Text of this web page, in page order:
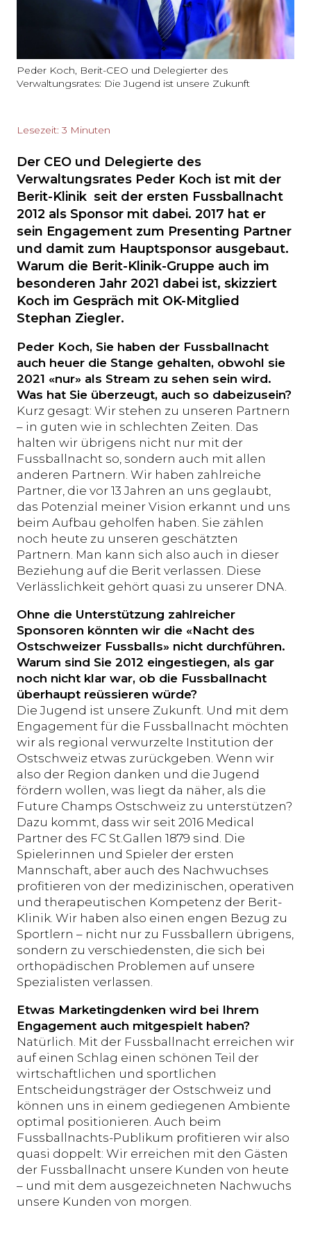
Peder Koch, Berit-CEO und Delegierter des
Verwaltungsrates: Die Jugend ist unsere Zukunft
Lesezeit: 3 Minuten
Der CEO und Delegierte des
Verwaltungsrates Peder Koch ist mit der
Berit-Klinik seit der ersten Fussballnacht
2012 als Sponsor mit dabei. 2017 hat er
sein Engagement zum Presenting Partner
und damit zum Hauptsponsor ausgebaut.
Warum die Berit-Klinik-Gruppe auch im
besonderen Jahr 2021 dabei ist, skizziert
Koch im Gespräch mit OK-Mitglied
Stephan Ziegler.
Peder Koch, Sie haben der Fussballnacht
auch heuer die Stange gehalten, obwohl sie
2021 «nur» als Stream zu sehen sein wird.
Was hat Sie überzeugt, auch so dabeizusein?
Kurz gesagt: Wir stehen zu unseren Partnern
– in guten wie in schlechten Zeiten. Das
halten wir übrigens nicht nur mit der
Fussballnacht so, sondern auch mit allen
anderen Partnern. Wir haben zahlreiche
Partner, die vor 13 Jahren an uns geglaubt,
das Potenzial meiner Vision erkannt und uns
beim Aufbau geholfen haben. Sie zählen
noch heute zu unseren geschätzten
Partnern. Man kann sich also auch in dieser
Beziehung auf die Berit verlassen. Diese
Verlässlichkeit gehört quasi zu unserer DNA.
Ohne die Unterstützung zahlreicher
Sponsoren könnten wir die «Nacht des
Ostschweizer Fussballs» nicht durchführen.
Warum sind Sie 2012 eingestiegen, als gar
noch nicht klar war, ob die Fussballnacht
überhaupt reüssieren würde?
Die Jugend ist unsere Zukunft. Und mit dem
Engagement für die Fussballnacht möchten
wir als regional verwurzelte Institution der
Ostschweiz etwas zurückgeben. Wenn wir
also der Region danken und die Jugend
fördern wollen, was liegt da näher, als die
Future Champs Ostschweiz zu unterstützen?
Dazu kommt, dass wir seit 2016 Medical
Partner des FC St.Gallen 1879 sind. Die
Spielerinnen und Spieler der ersten
Mannschaft, aber auch des Nachwuchses
profitieren von der medizinischen, operativen
und therapeutischen Kompetenz der Berit-
Klinik. Wir haben also einen engen Bezug zu
Sportlern – nicht nur zu Fussballern übrigens,
sondern zu verschiedensten, die sich bei
orthopädischen Problemen auf unsere
Spezialisten verlassen.
Etwas Marketingdenken wird bei Ihrem
Engagement auch mitgespielt haben?
Natürlich. Mit der Fussballnacht erreichen wir
auf einen Schlag einen schönen Teil der
wirtschaftlichen und sportlichen
Entscheidungsträger der Ostschweiz und
können uns in einem gediegenen Ambiente
optimal positionieren. Auch beim
Fussballnachts-Publikum profitieren wir also
quasi doppelt: Wir erreichen mit den Gästen
der Fussballnacht unsere Kunden von heute
– und mit dem ausgezeichneten Nachwuchs
unsere Kunden von morgen.